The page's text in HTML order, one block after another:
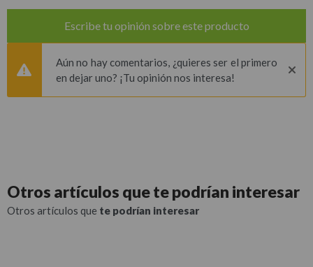
Escribe tu opinión sobre este producto
Aún no hay comentarios, ¿quieres ser el primero
en dejar uno? ¡Tu opinión nos interesa!
Otros artículos quete podrían interesar
Otros artículos que te podrían interesar